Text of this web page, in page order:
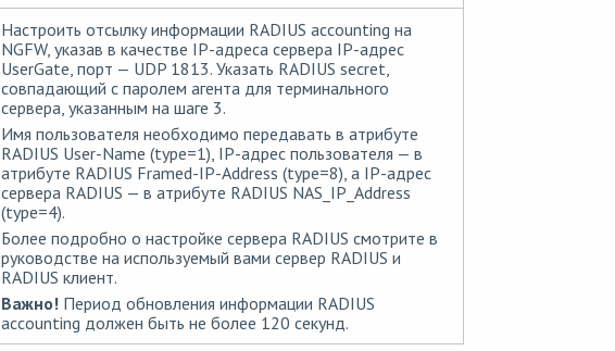
Настроить отсылку информации RADIUS accounting на
NGFW, указав в качестве IP-адреса сервера IP-адрес
UserGate, порт — UDP 1813. Указать RADIUS secret,
совпадающий с паролем агента для терминального
сервера, указанным на шаге 3.
Имя пользователя необходимо передавать в атрибуте
RADIUS User-Name (type=1), IP-адрес пользователя — в
атрибуте RADIUS Framed-IP-Address (type=8), а IP-адрес
сервера RADIUS — в атрибуте RADIUS NAS_IP_Address
(type=4).
Более подробно о настройке сервера RADIUS смотрите в
руководстве на используемый вами сервер RADIUS и
RADIUS клиент.
Важно!Период обновления информации RADIUS
accounting должен быть не более 120 секунд.